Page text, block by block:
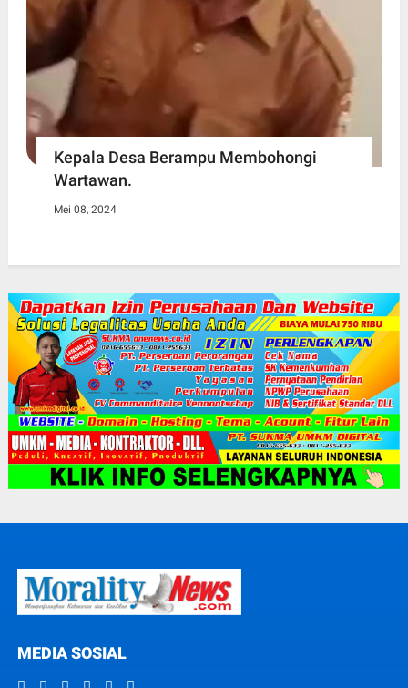
Kepala Desa Berampu Membohongi
Wartawan.
Mei 08, 2024
MEDIA SOSIAL